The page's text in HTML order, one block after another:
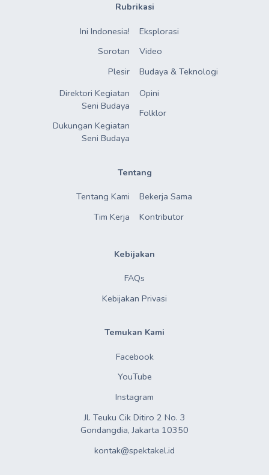
Rubrikasi
Ini Indonesia!
Sorotan
Plesir
Direktori Kegiatan
Seni Budaya
Dukungan Kegiatan
Seni Budaya
Eksplorasi
Video
Budaya & Teknologi
Opini
Folklor
Tentang
Tentang Kami
Tim Kerja
Bekerja Sama
Kontributor
Kebijakan
FAQs
Kebijakan Privasi
Temukan Kami
Facebook
YouTube
Instagram
Jl. Teuku Cik Ditiro 2 No. 3
Gondangdia, Jakarta 10350
kontak@spektakel.id